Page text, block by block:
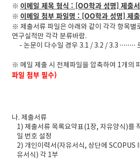
※ 이메일 제목 형식 : [OO학과 성명] 제출
※ 이메일 첨부 파일명 : [OO학과 성명] 제
※ 제출서류 파일은 아래와 같이 각각 항목별
연구실적만 각각 분류바람.
- 논문이 다수일 경우 3.1 / 3.2 / 3.3 ········
※ 메일 제출 시 전체파일을 압축하여 1개의
파일 첨부 필수)
나. 제출서류
1) 제출서류 목록요약표(1장, 자유양식)를
일 번호 설정
2) 개인이력서(자유서식, 상단에 SCOPUS
유서식) 각 1부